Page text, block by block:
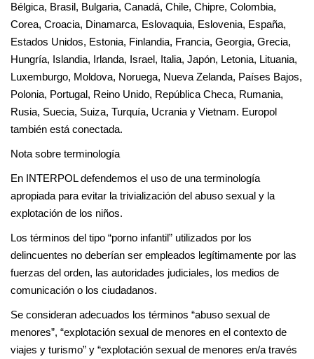
Bélgica, Brasil, Bulgaria, Canadá, Chile, Chipre, Colombia,
Corea, Croacia, Dinamarca, Eslovaquia, Eslovenia, España,
Estados Unidos, Estonia, Finlandia, Francia, Georgia, Grecia,
Hungría, Islandia, Irlanda, Israel, Italia, Japón, Letonia, Lituania,
Luxemburgo, Moldova, Noruega, Nueva Zelanda, Países Bajos,
Polonia, Portugal, Reino Unido, República Checa, Rumania,
Rusia, Suecia, Suiza, Turquía, Ucrania y Vietnam. Europol
también está conectada.
Nota sobre terminología
En INTERPOL defendemos el uso de una terminología
apropiada para evitar la trivialización del abuso sexual y la
explotación de los niños.
Los términos del tipo “porno infantil” utilizados por los
delincuentes no deberían ser empleados legítimamente por las
fuerzas del orden, las autoridades judiciales, los medios de
comunicación o los ciudadanos.
Se consideran adecuados los términos “abuso sexual de
menores”, “explotación sexual de menores en el contexto de
viajes y turismo” y “explotación sexual de menores en/a través